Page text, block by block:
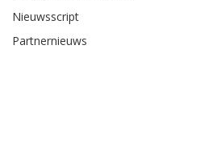
Nieuwsscript
Partnernieuws